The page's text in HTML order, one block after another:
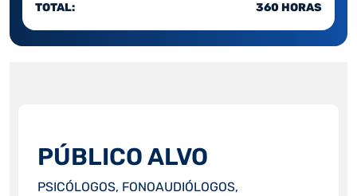
TOTAL: 360 HORAS
PÚBLICO ALVO
PSICÓLOGOS, FONOAUDIÓLOGOS,